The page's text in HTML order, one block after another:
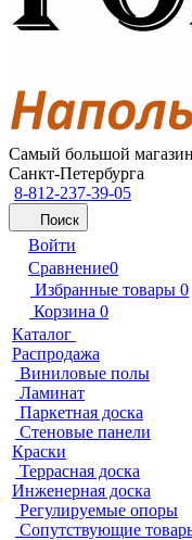
Самый большой
Санкт-Петербурга
8-812-237-39-05
Поиск
Войти
Сравнение0
Избранные товары 0
Корзина 0
Каталог
Распродажа
Виниловые полы
Ламинат
Паркетная доска
Стеновые панели
Краски
Террасная доска
Инженерная доска
Регулируемые опоры
Сопутствующие